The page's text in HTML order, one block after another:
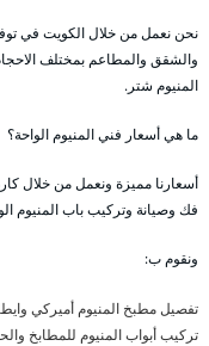
نحن نعمل من خلال الكويت في
والشقق والمطاعم بمختلف
المنيوم شتر.
ما هي أسعار فني المنيوم الواحة؟
أسعارنا مميزة ونعمل من خلال
فك وصيانة وتركيب باب المنيوم
ونقوم ب:
تفصيل مطبخ المنيوم أميركي
تركيب أبواب المنيوم للمطابخ